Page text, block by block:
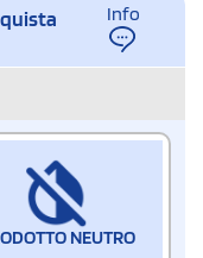
Info
NEUTRO